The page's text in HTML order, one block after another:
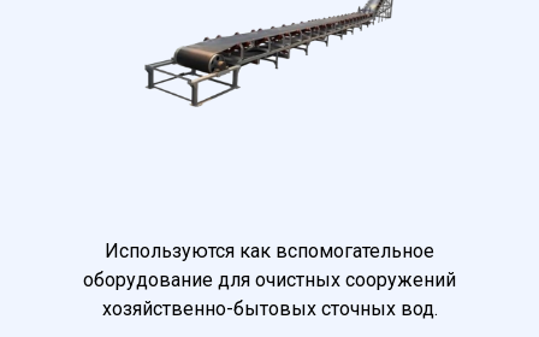
Используются как вспомогательное
оборудование для очистных сооружений
хозяйственно-бытовых сточных вод.